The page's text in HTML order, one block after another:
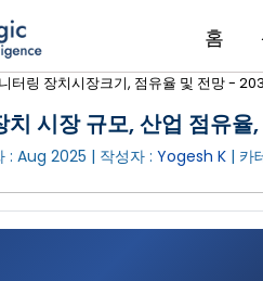
홈
터링 장치시장크기, 점유율 및 전망 -
치 시장 규모, 산업 점유
: Aug 2025 | 작성자 : Yogesh K| 카